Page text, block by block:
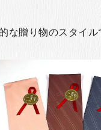
贈り物のスタイ